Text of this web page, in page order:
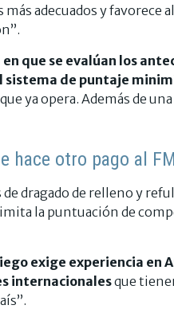
adecuados y favorece
que se evalúan los
sistema de puntaje
ya opera. Además de
hace otro pago al
dragado de relleno y
la puntuación de
exige experiencia en
internacionalesque